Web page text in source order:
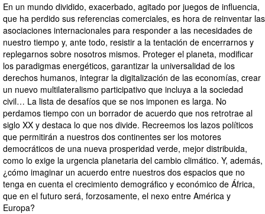
En un mundo dividido, exacerbado, agitado por juegos de influencia,
que ha perdido sus referencias comerciales, es hora de reinventar las
asociaciones internacionales para responder a las necesidades de
nuestro tiempo y, ante todo, resistir a la tentación de encerrarnos y
replegarnos sobre nosotros mismos. Proteger el planeta, modificar
los paradigmas energéticos, garantizar la universalidad de los
derechos humanos, integrar la digitalización de las economías, crear
un nuevo multilateralismo participativo que incluya a la sociedad
civil… La lista de desafíos que se nos imponen es larga. No
perdamos tiempo con un borrador de acuerdo que nos retrotrae al
siglo XX y destaca lo que nos divide. Recreemos los lazos políticos
que permitirán a nuestros dos continentes ser los motores
democráticos de una nueva prosperidad verde, mejor distribuida,
como lo exige la urgencia planetaria del cambio climático. Y, además,
¿cómo imaginar un acuerdo entre nuestros dos espacios que no
tenga en cuenta el crecimiento demográfico y económico de África,
que en el futuro será, forzosamente, el nexo entre América y
Europa?